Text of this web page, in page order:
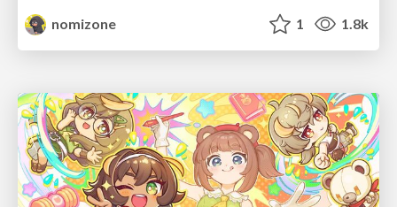
nomizone
1 1.8k